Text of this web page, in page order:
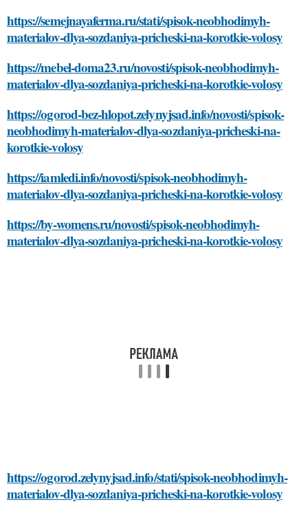
https://semejnayaferma.ru/stati/spisok-neobhodimyh-
materialov-dlya-sozdaniya-pricheski-na-korotkie-volosy
https://mebel-doma23.ru/novosti/spisok-neobhodimyh-
materialov-dlya-sozdaniya-pricheski-na-korotkie-volosy
https://ogorod-bez-hlopot.zelynyjsad.info/novosti/spisok-
neobhodimyh-materialov-dlya-sozdaniya-pricheski-na-
korotkie-volosy
https://iamledi.info/novosti/spisok-neobhodimyh-
materialov-dlya-sozdaniya-pricheski-na-korotkie-volosy
https://by-womens.ru/novosti/spisok-neobhodimyh-
materialov-dlya-sozdaniya-pricheski-na-korotkie-volosy
https://ogorod.zelynyjsad.info/stati/spisok-neobhodimyh-
materialov-dlya-sozdaniya-pricheski-na-korotkie-volosy